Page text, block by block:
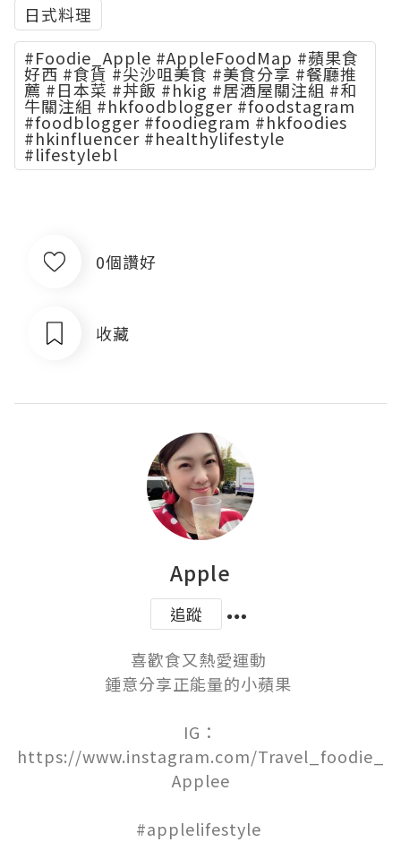
日式料理
#Foodie_Apple #AppleFoodMap #蘋果食
好西 #食貨 #尖沙咀美食 #美食分享 #餐廳推
薦 #日本菜 #丼飯 #hkig #居酒屋關注組 #和
牛關注組 #hkfoodblogger #foodstagram
#foodblogger #foodiegram #hkfoodies
#hkinfluencer #healthylifestyle
#lifestylebl
0個讚好
收藏
Apple
追蹤
喜歡食又熱愛運動
鍾意分享正能量的小蘋果
IG：
https://www.instagram.com/Travel_foodie_
Applee
#applelifestyle